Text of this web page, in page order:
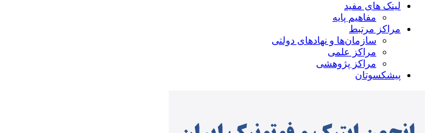
لینک های مفید
مفاهیم پایه
مراکز مرتبط
سازمان‌ها و نهادهای دولتی
مراکز علمی
مراکز پژوهشی
پیشکسوتان